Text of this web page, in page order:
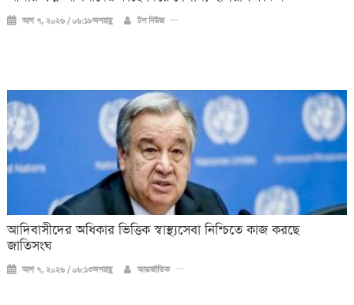
আগ ৭, ২০২৬ / ০৬:১৮অপরাহ্ণ টপ নিউজ
আদিবাসীদের অধিকার ভিত্তিক স্বাস্থ্যসেবা নিশ্চিতে কাজ করছে
জাতিসংঘ
আগ ৭, ২০২৬ / ০৬:১৩অপরাহ্ণ আন্তর্জাতিক